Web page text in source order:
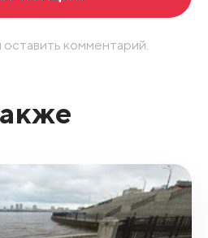
комментарий.